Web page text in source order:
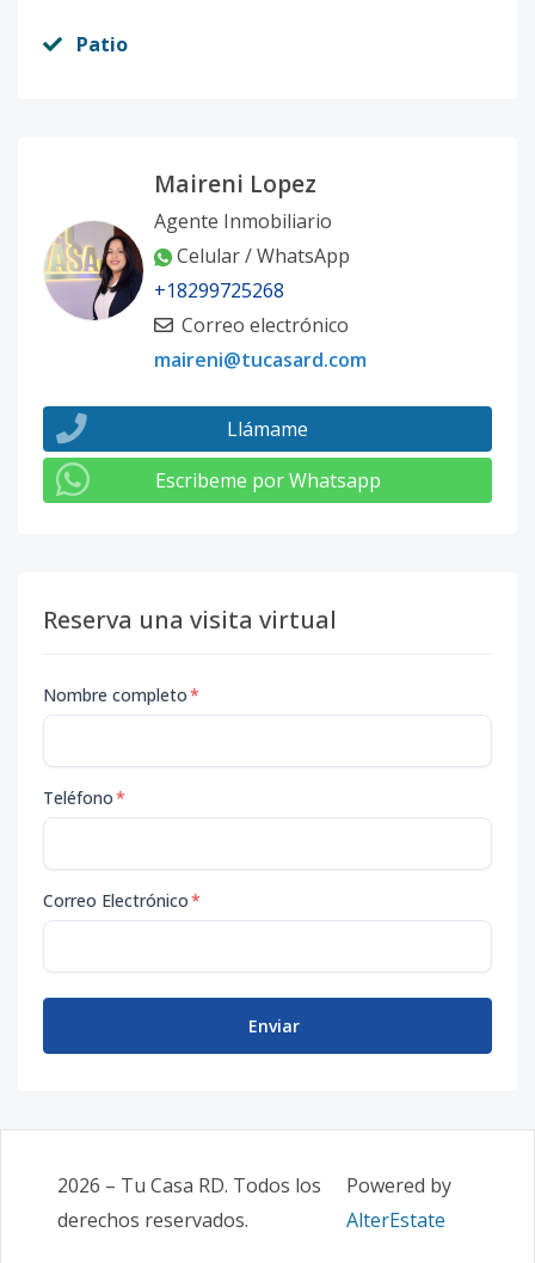
Patio
Maireni Lopez
Agente Inmobiliario
Celular / WhatsApp
+18299725268
Correo electrónico
maireni@tucasard.com
Llámame
Escribeme por Whatsapp
Reserva una visita virtual
Nombre completo*
Teléfono*
Correo Electrónico*
Enviar
2026 – Tu Casa RD. Todos los
derechos reservados.
Powered by
AlterEstate